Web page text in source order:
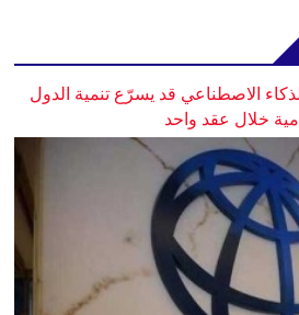
الاصطناعي قد يسرّع تنمية الدول
خلال عقد واحد